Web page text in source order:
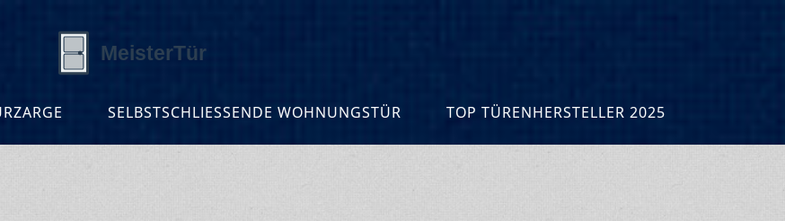
SELBSTSCHLIESSENDE WOHNUNGSTÜR TOP TÜRENHERSTELLER 2025